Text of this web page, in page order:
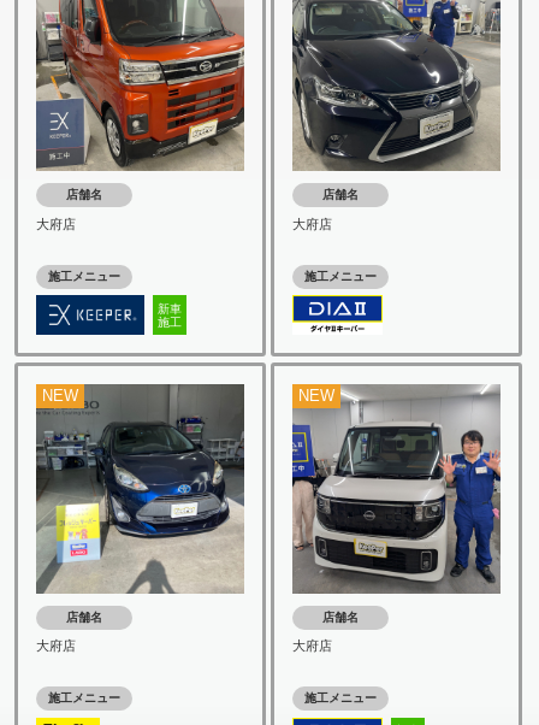
店舗名
大府店
施工メニュー
新車
施工
店舗名
大府店
施工メニュー
NEW
店舗名
大府店
施工メニュー
NEW
店舗名
大府店
施工メニュー